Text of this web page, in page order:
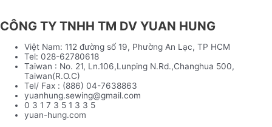
CÔNG TY TNHH TM DV YUAN HUNG
Việt Nam: 112 đường số 19, Phường An Lạc, TP HCM
Tel: 028-62780618
Taiwan : No. 21, Ln.106,Lunping N.Rd.,Changhua 500,
Taiwan(R.O.C)
Tel/ Fax : (886) 04-7638863
yuanhung.sewing@gmail.com
0 3 1 7 3 5 1 3 3 5
yuan-hung.com